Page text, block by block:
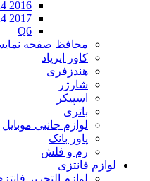
2016
2017
Q6
محافظ صفحه
کاور ایرپاد
هندزفری
شارژر
اسپیکر
باتری
لوازم جانبی موبایل
پاور بانک
رم و فلش
لوازم فانتزی
لوازم التحریر